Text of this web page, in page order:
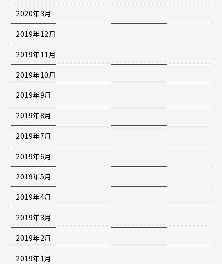
2020年3月
2019年12月
2019年11月
2019年10月
2019年9月
2019年8月
2019年7月
2019年6月
2019年5月
2019年4月
2019年3月
2019年2月
2019年1月